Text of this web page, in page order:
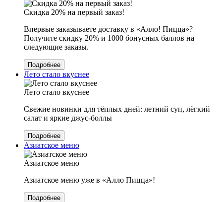
Скидка 20% на первый заказ!
Впервые заказываете доставку в «Алло! Пицца»?
Получите скидку 20% и 1000 бонусных баллов на
следующие заказы.
Подробнее
Лето стало вкуснее
Лето стало вкуснее
Свежие новинки для тёплых дней: летний суп, лёгкий
салат и яркие джус-боллы
Подробнее
Азиатское меню
Азиатское меню
Азиатское меню уже в «Алло Пицца»!
Подробнее